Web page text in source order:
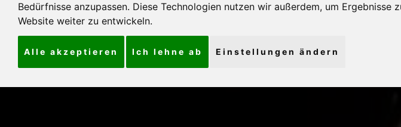
Bedürfnisse anzupassen. Diese Technologien nutzen wir außerdem, um
Website weiter zu entwickeln.
Alle akzeptieren Ich lehne ab Einstellungen ändern